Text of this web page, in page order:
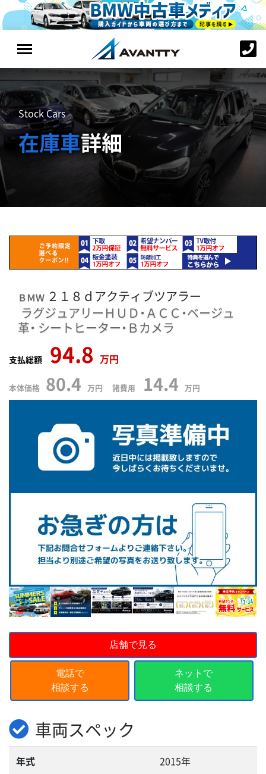
Stock Cars
在庫車詳細
ＢＭＷ ２１８ｄアクティブツアラー
ラグジュアリーＨＵＤ・ＡＣＣ・ベージュ
革・ シートヒーター・Ｂカメラ
支払総額 94.8 万円
本体価格 80.4 万円 諸費用 14.4 万円
店舗で見る
電話で
相談する
ネットで
相談する
車両スペック
年式 2015年